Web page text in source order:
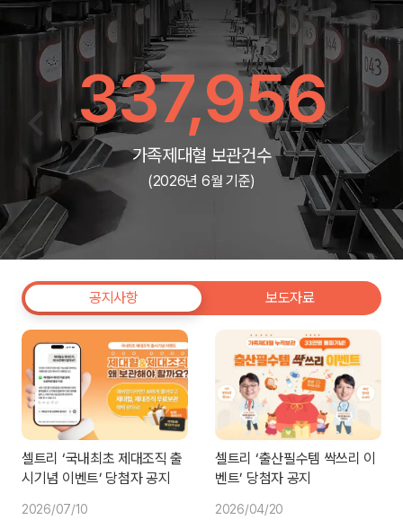
337,956
가족제대혈 보관건수
(2026년 6월 기준)
공지사항 보도자료
셀트리 ‘국내최초 제대조직 출
시기념 이벤트’ 당첨자 공지
2026/07/10
셀트리 ‘출산필수템 싹쓰리 이
벤트’ 당첨자 공지
2026/04/20